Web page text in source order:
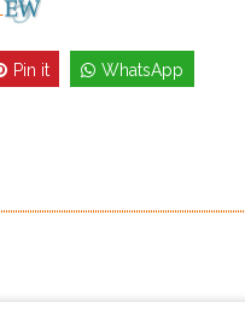
Pin it WhatsApp